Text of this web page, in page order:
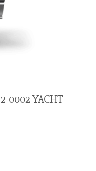
0002 YACHT-